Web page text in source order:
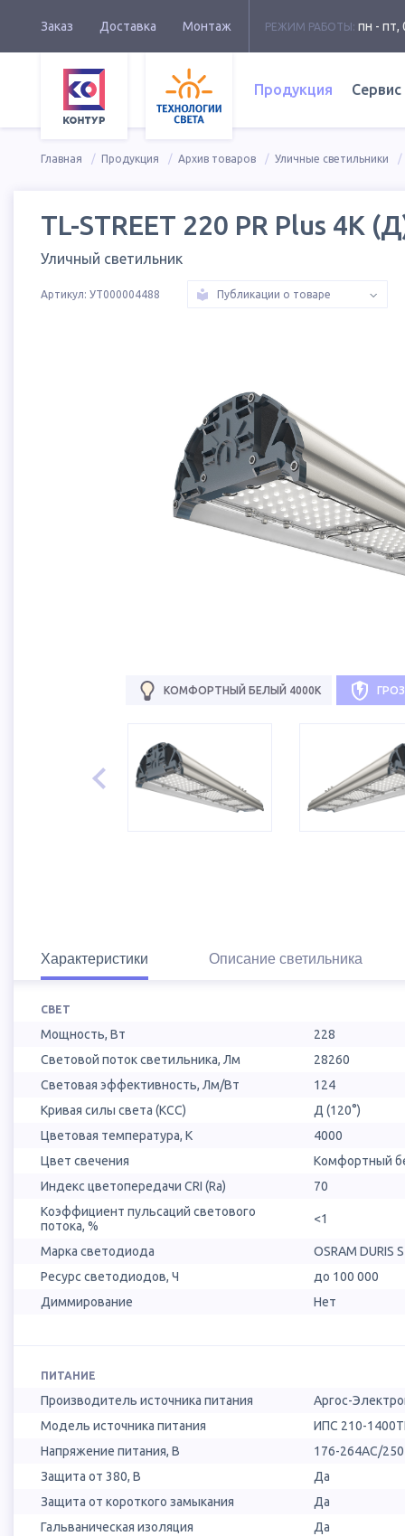
Заказ Доставка Монтаж РЕЖИМ РАБОТЫ: пн - пт,
Продукция Сервис
Главная Продукция Архив товаров Уличные светильники
TL-STREET 220 PR Plus 4K
Уличный светильник
Артикул: УТ000004488 Публикации о товаре
КОМФОРТНЫЙ БЕЛЫЙ 4000К
Характеристики Описание светильника
СВЕТ
Мощность, Вт
228
Световой поток светильника, Лм
28260
Световая эффективность, Лм/Вт
124
Кривая силы света (КСС)
Д (120°)
Цветовая температура, К
4000
Цвет свечения
Комфортный
Индекс цветопередачи CRI (Ra)
70
Коэффициент пульсаций светового
потока, %
<1
Марка светодиода
OSRAM DURIS
Ресурс светодиодов, Ч
до 100 000
Диммирование
Нет
ПИТАНИЕ
Производитель источника питания
Аргос-
Модель источника питания
ИПС 210-
Напряжение питания, В
176-264AC/
Защита от 380, В
Да
Защита от короткого замыкания
Да
Гальваническая изоляция
Да